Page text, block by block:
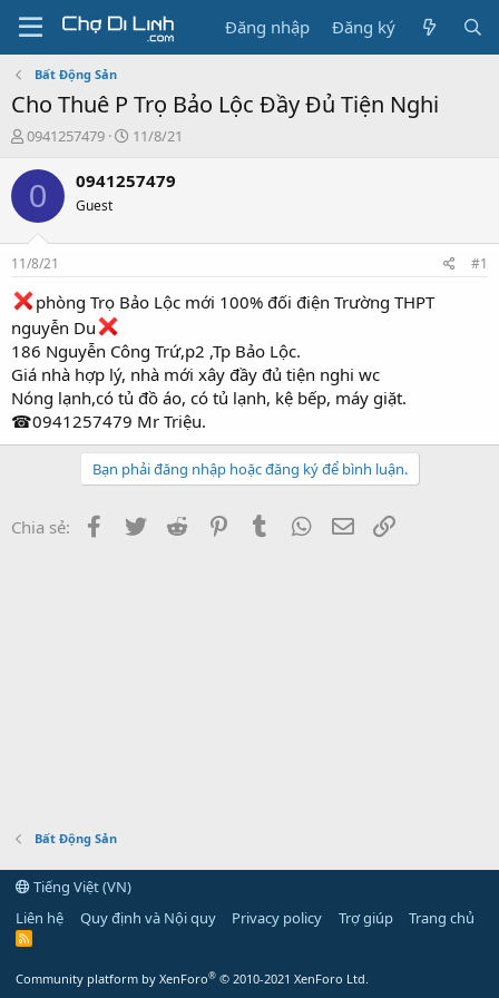
Đăng nhập Đăng ký
Bất Động Sản
Cho Thuê P Trọ Bảo Lộc Đầy Đủ Tiện Nghi
T
r
e
a
s
t
a
r
t
e
r
0941257479
N
à
11/8/21
0 0941257479
Guest
11/8/21 #1
phòng Trọ Bảo Lộc mới 100% đối điện Trường THPT
nguyễn Du
186 Nguyễn Công Trứ,p2 ,Tp Bảo Lộc.
Giá nhà hợp lý, nhà mới xây đầy đủ tiện nghi wc
Nóng lạnh,có tủ đồ áo, có tủ lạnh, kệ bếp, máy giặt.
☎0941257479 Mr Triệu.
Bạn phải đăng nhập hoặc đăng ký để bình luận.
Chia sẻ: Facebook
Twitter Reddit PinterestTumblr WhatsApp
Email
Bất Động Sản
Tiếng Việt (VN)
Liên hệ
Quy định và Nội quy Privacy policy Trợ giúp Trang chủ
R
Community platform by XenForo® © 2010-2021 XenForo Ltd.